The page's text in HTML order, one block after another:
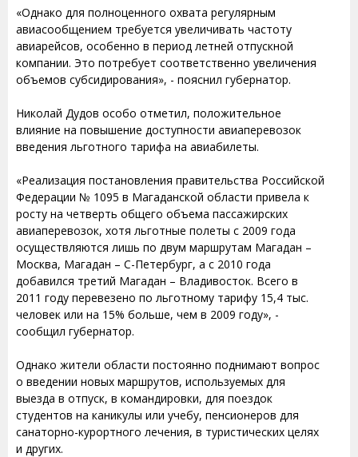
«Однако для полноценного охвата регулярным
авиасообщением требуется увеличивать частоту
авиарейсов, особенно в период летней отпускной
компании. Это потребует соответственно увеличения
объемов субсидирования», - пояснил губернатор.
Николай Дудов особо отметил, положительное
влияние на повышение доступности авиаперевозок
введения льготного тарифа на авиабилеты.
«Реализация постановления правительства Российской
Федерации № 1095 в Магаданской области привела к
росту на четверть общего объема пассажирских
авиаперевозок, хотя льготные полеты с 2009 года
осуществляются лишь по двум маршрутам Магадан –
Москва, Магадан – С-Петербург, а с 2010 года
добавился третий Магадан – Владивосток. Всего в
2011 году перевезено по льготному тарифу 15,4 тыс.
человек или на 15% больше, чем в 2009 году», -
сообщил губернатор.
Однако жители области постоянно поднимают вопрос
о введении новых маршрутов, используемых для
выезда в отпуск, в командировки, для поездок
студентов на каникулы или учебу, пенсионеров для
санаторно-курортного лечения, в туристических целях
и других.